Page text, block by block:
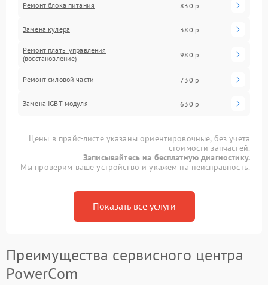
Ремонт блока питания 830 р
Замена кулера 380 р
Ремонт платы управления
(восстановление)
980 р
Ремонт силовой части 730 р
Замена IGBT-модуля 630 р
Цены в прайс-листе указаны ориентировочные, без учета
стоимости запчастей.
Записывайтесь на бесплатную диагностику.
Мы проверим ваше устройство и укажем на неисправность.
Показать все услуги
Преимущества сервисного центра
PowerCom